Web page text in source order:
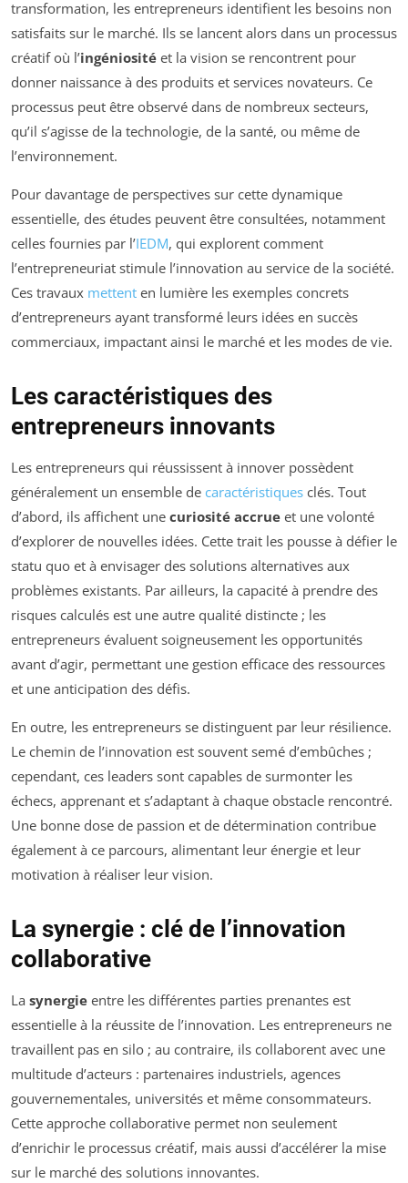
transformation, les entrepreneurs identifient les besoins non
satisfaits sur le marché. Ils se lancent alors dans un processus
créatif où l’ingéniosité et la vision se rencontrent pour
donner naissance à des produits et services novateurs. Ce
processus peut être observé dans de nombreux secteurs,
qu’il s’agisse de la technologie, de la santé, ou même de
l’environnement.
Pour davantage de perspectives sur cette dynamique
essentielle, des études peuvent être consultées, notamment
celles fournies par l’IEDM, qui explorent comment
l’entrepreneuriat stimule l’innovation au service de la société.
Ces travaux mettent en lumière les exemples concrets
d’entrepreneurs ayant transformé leurs idées en succès
commerciaux, impactant ainsi le marché et les modes de vie.
Les caractéristiques des
entrepreneurs innovants
Les entrepreneurs qui réussissent à innover possèdent
généralement un ensemble de caractéristiques clés. Tout
d’abord, ils affichent une curiosité accrue et une volonté
d’explorer de nouvelles idées. Cette trait les pousse à défier le
statu quo et à envisager des solutions alternatives aux
problèmes existants. Par ailleurs, la capacité à prendre des
risques calculés est une autre qualité distincte ; les
entrepreneurs évaluent soigneusement les opportunités
avant d’agir, permettant une gestion efficace des ressources
et une anticipation des défis.
En outre, les entrepreneurs se distinguent par leur résilience.
Le chemin de l’innovation est souvent semé d’embûches ;
cependant, ces leaders sont capables de surmonter les
échecs, apprenant et s’adaptant à chaque obstacle rencontré.
Une bonne dose de passion et de détermination contribue
également à ce parcours, alimentant leur énergie et leur
motivation à réaliser leur vision.
La synergie : clé de l’innovation
collaborative
La synergie entre les différentes parties prenantes est
essentielle à la réussite de l’innovation. Les entrepreneurs ne
travaillent pas en silo ; au contraire, ils collaborent avec une
multitude d’acteurs : partenaires industriels, agences
gouvernementales, universités et même consommateurs.
Cette approche collaborative permet non seulement
d’enrichir le processus créatif, mais aussi d’accélérer la mise
sur le marché des solutions innovantes.